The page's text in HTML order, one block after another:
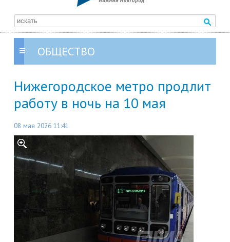
ОБЩЕСТВО
Нижегородское метро продлит
работу в ночь на 10 мая
08 мая 2026 11:41